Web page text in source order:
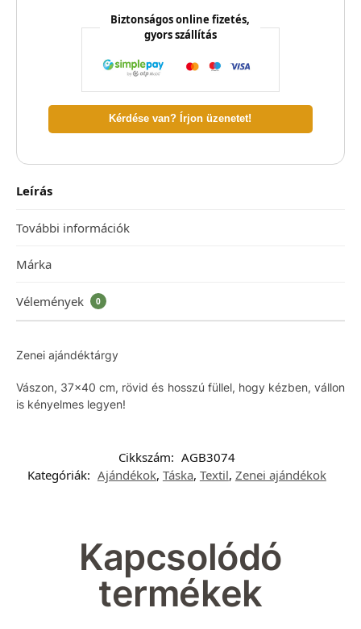
Biztonságos online fizetés,
gyors szállítás
Kérdése van? Írjon üzenetet!
Leírás
További információk
Márka
Vélemények 0
Zenei ajándéktárgy
Vászon, 37×40 cm, rövid és hosszú füllel, hogy kézben, vállon
is kényelmes legyen!
Cikkszám: AGB3074
Kategóriák: Ajándékok, Táska, Textil, Zenei ajándékok
Kapcsolódó
termékek